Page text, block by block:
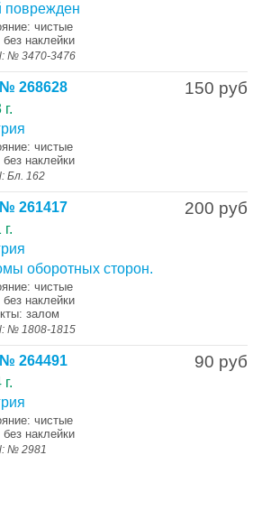
поврежден
чистые
наклейки
№ 3470-3476
150 руб
268628
чистые
наклейки
Бл. 162
200 руб
261417
оборотных сторон.
чистые
наклейки
залом
№ 1808-1815
90 руб
264491
чистые
наклейки
№ 2981